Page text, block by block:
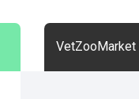
VetZooMarket